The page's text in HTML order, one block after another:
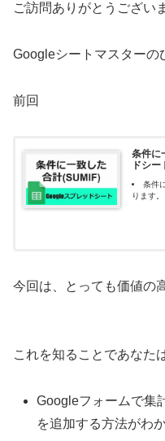
ご訪問ありがとうござい
Googleシートマスターの
前回
条件に
ドシー
条件
ります。
今回は、とっても価値の
これを知ることであなた
Googleフォームで集
を追加する方法がわ